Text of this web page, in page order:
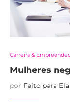
Carreira &
Mulheres
por Feito para Ela